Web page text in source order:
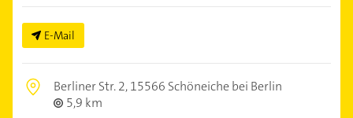
E-Mail
Berliner Str. 2,15566 Schöneiche bei Berlin
5,9 km